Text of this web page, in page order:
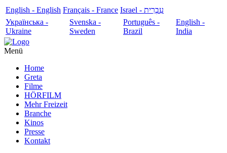
English - English Français - France
עִבְרִית - Israel
Українська -
Ukraine
Svenska -
Sweden
Português -
Brazil
English -
India
Menü
Home
Greta
Filme
HÖRFILM
Mehr Freizeit
Branche
Kinos
Presse
Kontakt